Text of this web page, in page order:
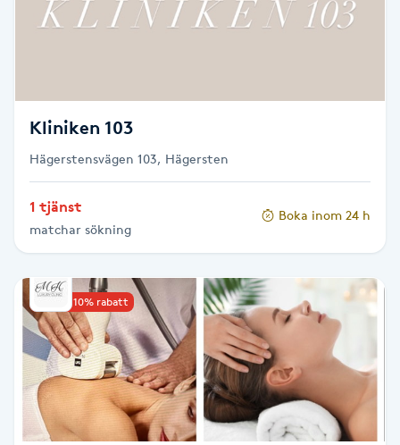
Faceliftmassage
Fet hårbotten
Fettreducering
Fillers
Fotmassage
Fotsvamp
Kliniken 103
Hägerstensvägen 103, Hägersten
1 tjänst
matchar sökning
Boka inom 24 h
Upp till 10% rabatt